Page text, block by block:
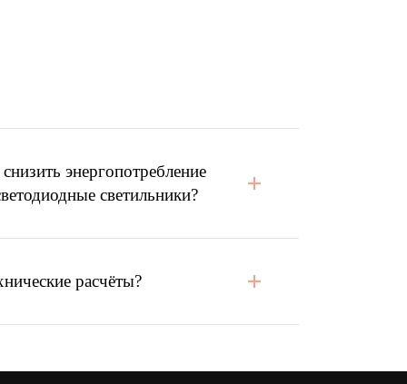
энергопотребление
светильники?
расчёты?